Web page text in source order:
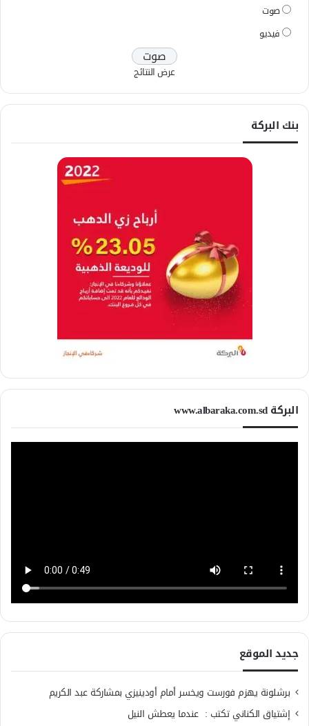
صوت
فيديو
عرض النتائج
بنك البركة
البركة www.albaraka.com.sd
جديد الموقع
برشلونة يهزم فورست ويخسر أمام أودينيزي بمشاركة عبد الكريم
إشتياق الكناني تكتب : عندما يعطش النيل